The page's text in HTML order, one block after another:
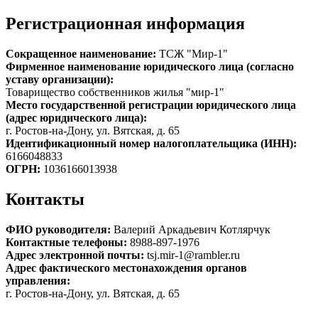
Регистрационная информация
Сокращенное наименование: ТСЖ "Мир-1"
Фирменное наименование юридического лица (согласно
уставу организации):
Товарищество собственников жилья "мир-1"
Место государственной регистрации юридического лица
(адрес юридического лица):
г. Ростов-на-Дону, ул. Вятская, д. 65
Идентификационный номер налогоплательщика (ИНН):
6166048833
ОГРН: 1036166013938
Контакты
ФИО руководителя: Валерий Аркадьевич Котлярчук
Контактные телефоны: 8988-897-1976
Адрес электронной почты: tsj.mir-1@rambler.ru
Адрес фактического местонахождения органов
управления:
г. Ростов-на-Дону, ул. Вятская, д. 65